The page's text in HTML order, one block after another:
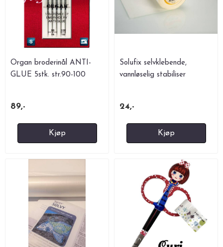
Organ broderinål ANTI-
GLUE 5stk. str.90-100
89,-
Kjøp
Solufix selvklebende,
vannløselig stabiliser
24,-
Kjøp